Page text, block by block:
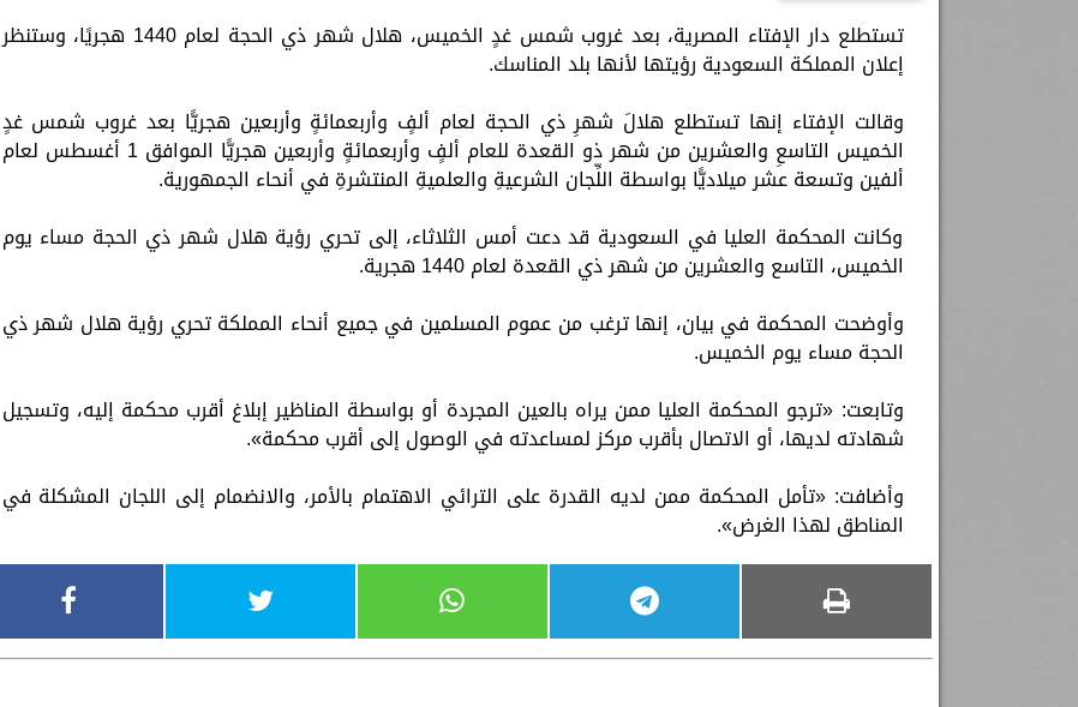
تستطلع دار الإفتاء المصرية، بعد غروب شمس غدٍ الخميس، هلال شهر ذي الحجة لعام 1440 هجريًا، وستنظر
إعلان المملكة السعودية رؤيتها لأنها بلد المناسك.
وقالت الإفتاء إنها تستطلع هلالَ شهرِ ذي الحجة لعام ألفٍ وأربعمائةٍ وأربعين هجريًّا بعد غروب شمس غدٍ
الخميس التاسعِ والعشرين من شهر ذو القعدة للعام ألفٍ وأربعمائةٍ وأربعين هجريًّا الموافق 1 أغسطس لعام
ألفين وتسعة عشر ميلاديًّا بواسطة اللِّجان الشرعيةِ والعلميةِ المنتشرةِ في أنحاء الجمهورية.
وكانت المحكمة العليا في السعودية قد دعت أمس الثلاثاء، إلى تحري رؤية هلال شهر ذي الحجة مساء يوم
الخميس، التاسع والعشرين من شهر ذي القعدة لعام 1440 هجرية.
وأوضحت المحكمة في بيان، إنها ترغب من عموم المسلمين في جميع أنحاء المملكة تحري رؤية هلال شهر ذي
الحجة مساء يوم الخميس.
وتابعت: «ترجو المحكمة العليا ممن يراه بالعين المجردة أو بواسطة المناظير إبلاغ أقرب محكمة إليه، وتسجيل
شهادته لديها، أو الاتصال بأقرب مركز لمساعدته في الوصول إلى أقرب محكمة».
وأضافت: «تأمل المحكمة ممن لديه القدرة على الترائي الاهتمام بالأمر، والانضمام إلى اللجان المشكلة في
المناطق لهذا الغرض».